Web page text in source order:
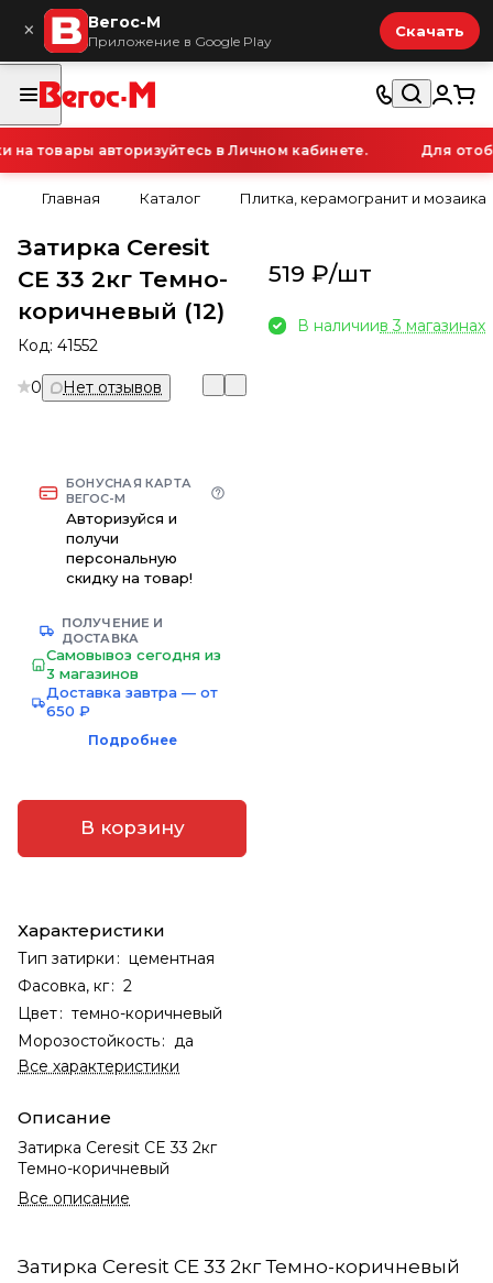
× Вегос-М
Приложение в Google Play
Скачать
товары авторизуйтесь в Личном кабинете. Для
Главная Каталог Плитка, керамогранит и мозаика
Затирка Ceresit
CE 33 2кг Темно-
коричневый (12)
Код: 41552
0 Нет отзывов
БОНУСНАЯ КАРТА
ВЕГОС-М
Авторизуйся и
получи
персональную
скидку на товар!
ПОЛУЧЕНИЕ И
ДОСТАВКА
Самовывоз сегодня из
3 магазинов
Доставка завтра — от
650 ₽
Подробнее
В корзину
Характеристики
Тип затирки : цементная
Фасовка, кг: 2
Цвет: темно-коричневый
Морозостойкость:
да
Все характеристики
Описание
Затирка Ceresit CE 33 2кг
Темно-коричневый
Все описание
519 ₽/шт
В наличиив 3 магазинах
Затирка Ceresit CE 33 2кг Темно-коричневый